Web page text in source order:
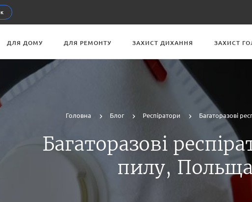
ДЛЯ ДОМУ ДЛЯ РЕМОНТУ ЗАХИСТ ДИХАННЯ ЗАХИСТ
Головна Блог Респіратори Багаторазові
Багаторазові
пилу,